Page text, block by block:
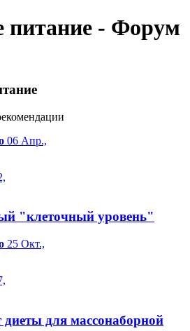
питание - Форум
06 Апр.,
"клеточный уровень"
25 Окт.,
для массонаборной